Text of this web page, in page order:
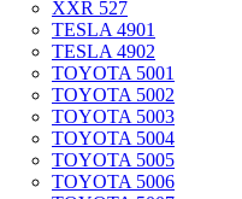
XXR 527
TESLA 4901
TESLA 4902
TOYOTA 5001
TOYOTA 5002
TOYOTA 5003
TOYOTA 5004
TOYOTA 5005
TOYOTA 5006